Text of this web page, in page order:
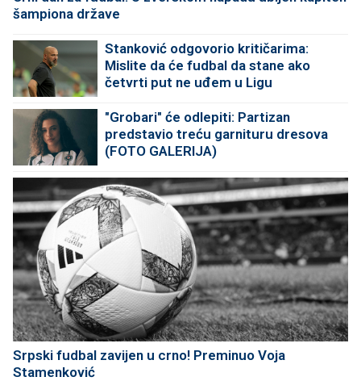
šampiona države
Stanković odgovorio kritičarima:
Mislite da će fudbal da stane ako
četvrti put ne uđem u Ligu
"Grobari" će odlepiti: Partizan
predstavio treću garnituru dresova
(FOTO GALERIJA)
Srpski fudbal zavijen u crno! Preminuo Voja
Stamenković